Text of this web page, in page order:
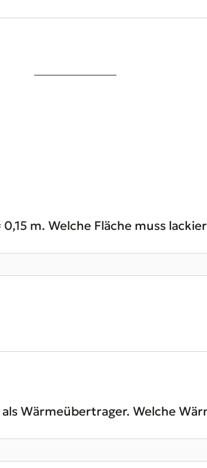
m. Welche Fläche muss
Wärmeübertrager. Welche